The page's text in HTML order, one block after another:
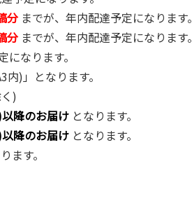
分 までが、年内配達予定になります。
分 までが、年内配達予定になります。
になります。
)」となります。
)
降のお届け となります。
降のお届け となります。
ます。